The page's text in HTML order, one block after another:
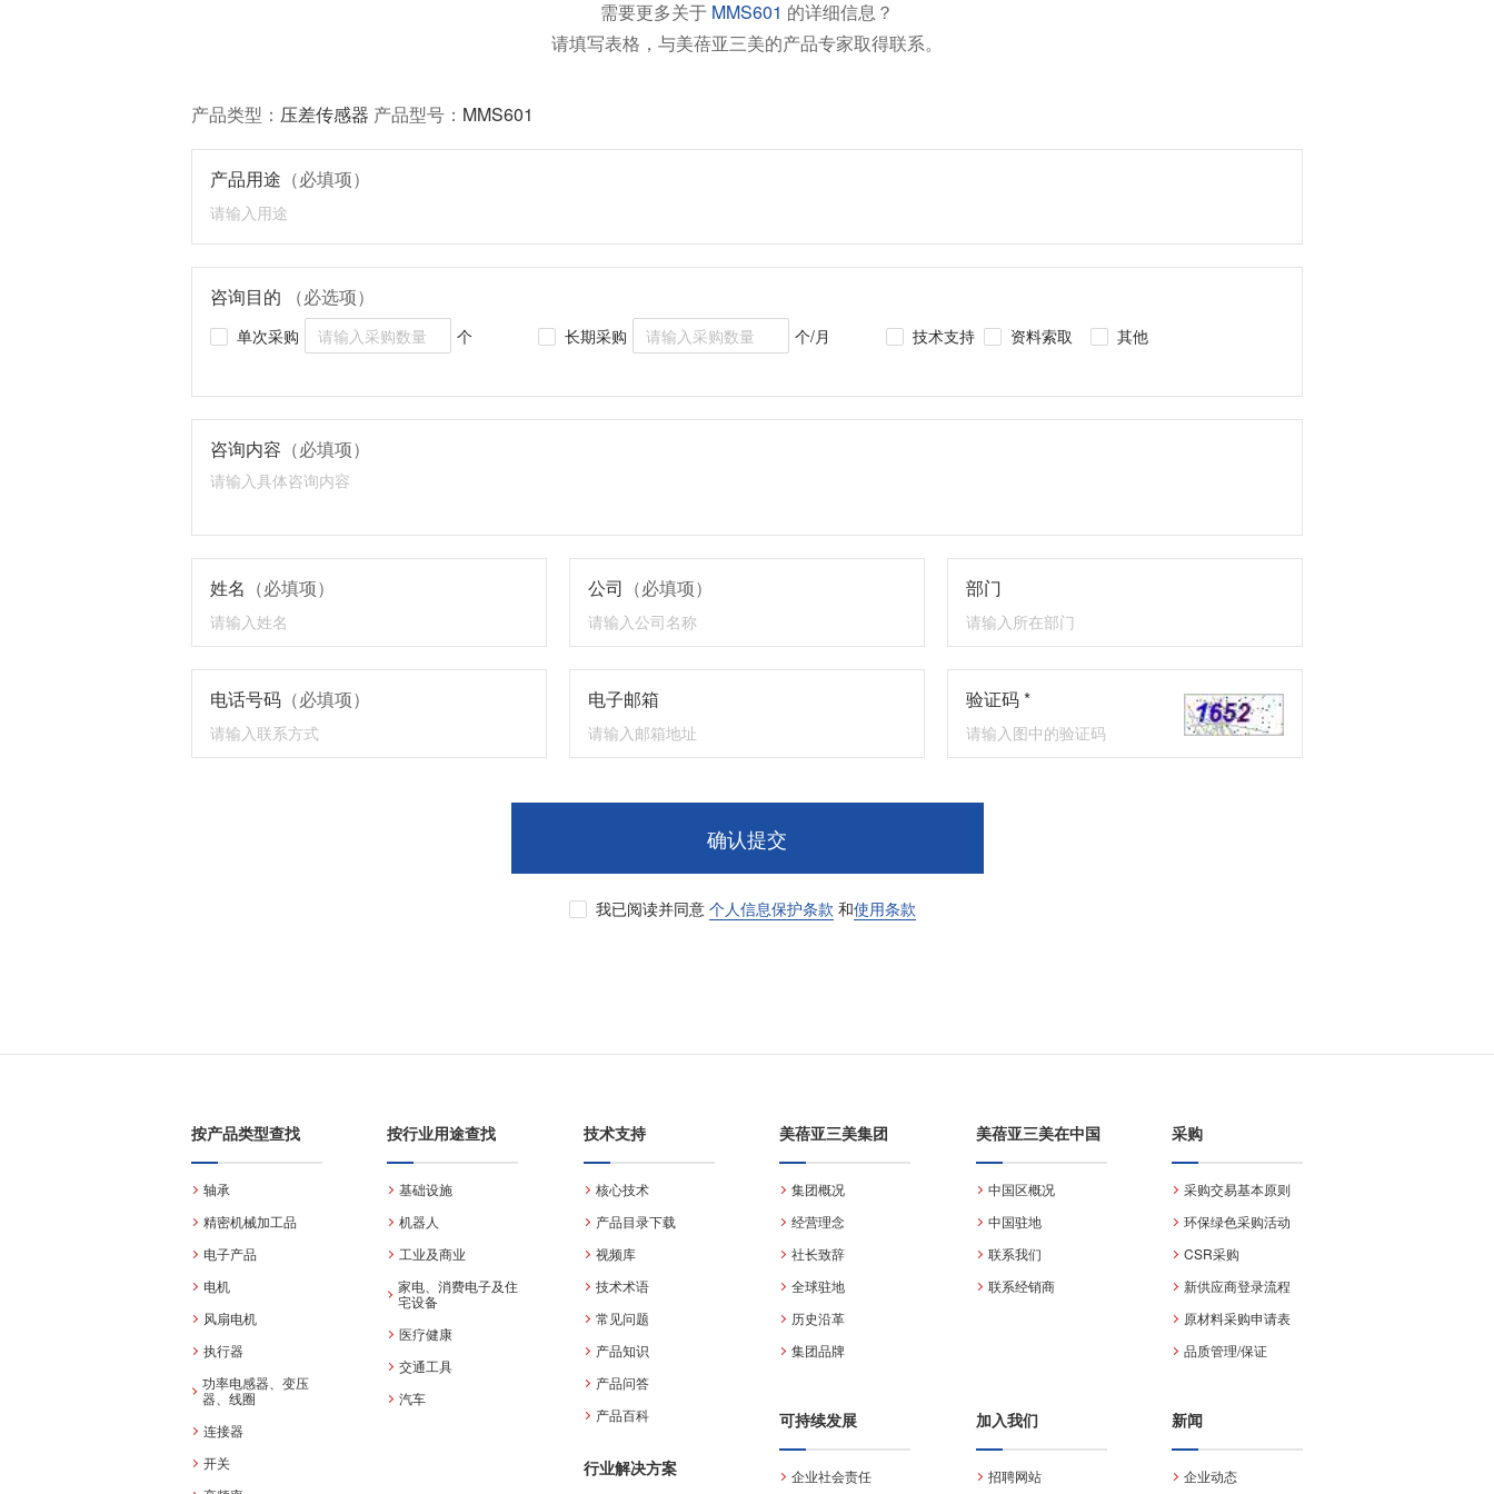
需要更多关于 MMS601 的详细信息？
请填写表格，与美蓓亚三美的产品专家取得联系。
产品类型： 压差传感器 产品型号： MMS601
产品用途 （必填项）
咨询目的 （必选项）
单次采购 个 长期采购 个/月 技术支持 资料索取 其他
咨询内容 （必填项）
姓名 （必填项） 公司 （必填项） 部门
电话号码 （必填项） 电子邮箱 验证码 *
确认提交
我已阅读并同意 个人信息保护条款 和使用条款
按产品类型查找
轴承
精密机械加工品
电子产品
电机
风扇电机
执行器
功率电感器、变压
器、线圈
连接器
开关
按行业用途查找
基础设施
机器人
工业及商业
家电、消费电子及住
宅设备
医疗健康
交通工具
汽车
技术支持
核心技术
产品目录下载
视频库
技术术语
常见问题
产品知识
产品问答
产品百科
行业解决方案
美蓓亚三美集团
集团概况
经营理念
社长致辞
全球驻地
历史沿革
集团品牌
可持续发展
企业社会责任
美蓓亚三美在中国
中国区概况
中国驻地
联系我们
联系经销商
加入我们
招聘网站
采购
采购交易基本原则
环保绿色采购活动
CSR采购
新供应商登录流程
原材料采购申请表
品质管理/保证
新闻
企业动态